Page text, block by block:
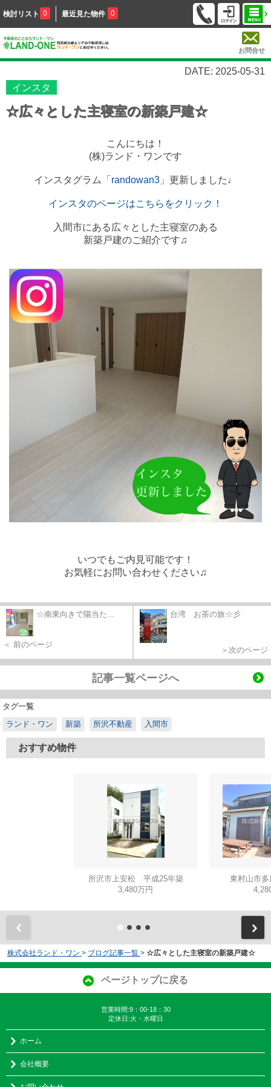
検討リスト 0 最近見た物件 0
お問合せ
DATE: 2025-05-31
インスタ
☆広々とした主寝室の新築戸建☆
こんにちは！
(株)ランド・ワンです
インスタグラム 「randowan3 」 更新しました♩
インスタのページはこちらをクリック！
入間市にある広々とした主寝室のある
新築戸建のご紹介です♫
いつでもご内見可能です！
お気軽にお問い合わせください♫
☆南東向きで陽当た...
＜ 前のページ
台湾 お茶の旅☆彡
＞次のページ
記事一覧ページへ
タグ一覧
ランド・ワン
新築 所沢不動産 入間市
おすすめ物件
所沢市上安松 平成25年築
3,480万円
東村山市
株式会社ランド・ワン > ブログ記事一覧 > ☆広々とした主寝室の新築戸建☆
ページトップに戻る
営業時間:9：00-18：30
定休日:火・水曜日
ホーム
会社概要